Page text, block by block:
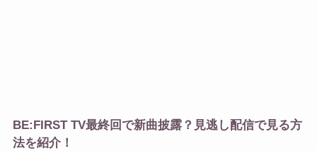
BE:FIRST TV最終回で新曲披露？見逃し配信で見る方
法を紹介！